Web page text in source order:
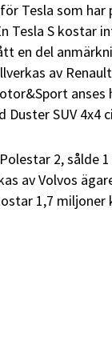
Tesla som har
Tesla S kostar
en del
av
anses
SUV 4x4
2, sålde
av Volvos
1,7